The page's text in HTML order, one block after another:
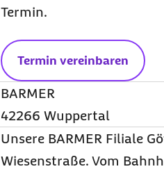
Termin.
Termin vereinbaren
BARMER
42266 Wuppertal
Unsere BARMER Filiale
Wiesenstraße. Vom